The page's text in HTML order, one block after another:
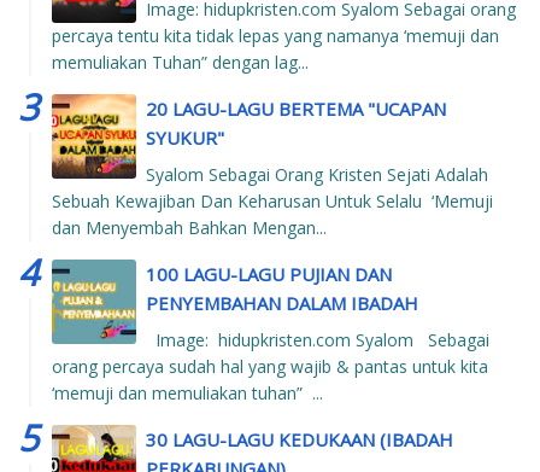
Image: hidupkristen.com Syalom Sebagai orang
percaya tentu kita tidak lepas yang namanya ‘memuji dan
memuliakan Tuhan” dengan lag...
20 LAGU-LAGU BERTEMA "UCAPAN
SYUKUR"
Syalom Sebagai Orang Kristen Sejati Adalah
Sebuah Kewajiban Dan Keharusan Untuk Selalu ‘Memuji
dan Menyembah Bahkan Mengan...
100 LAGU-LAGU PUJIAN DAN
PENYEMBAHAN DALAM IBADAH
Image: hidupkristen.com Syalom Sebagai
orang percaya sudah hal yang wajib & pantas untuk kita
‘memuji dan memuliakan tuhan” ...
30 LAGU-LAGU KEDUKAAN (IBADAH